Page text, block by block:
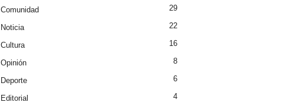
Comunidad 29
Noticia 22
Cultura 16
Opinión 8
Deporte 6
Editorial 4